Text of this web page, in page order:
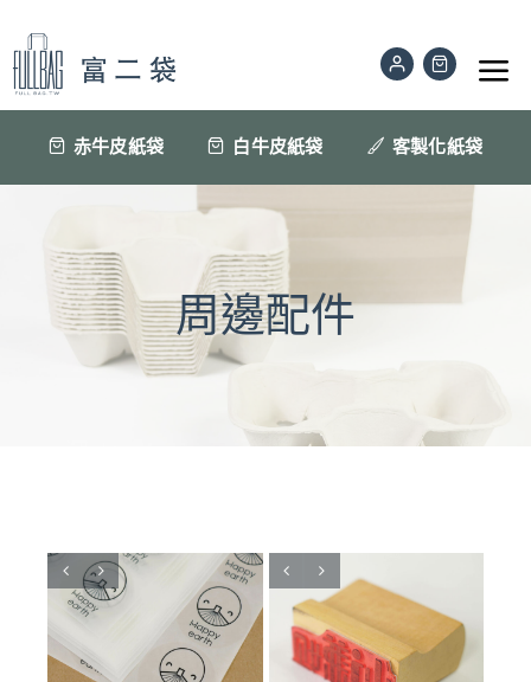
to
content
公版紙袋
材質色樣
紙袋眉角
赤牛皮紙袋 白牛皮紙袋 客製化紙袋
周邊配件